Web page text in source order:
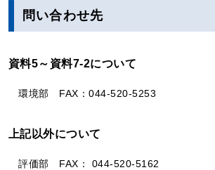
問い合わせ先
資料5～資料7-2について
環境部 FAX：044-520-5253­
上記以外について
評価部 FAX： 044-520-5162­